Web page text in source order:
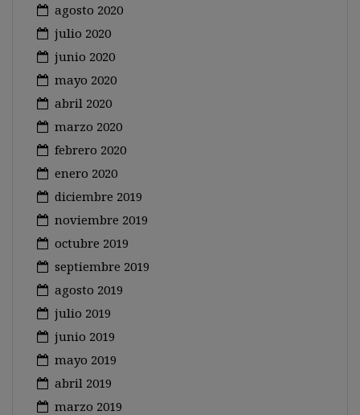
agosto 2020
julio 2020
junio 2020
mayo 2020
abril 2020
marzo 2020
febrero 2020
enero 2020
diciembre 2019
noviembre 2019
octubre 2019
septiembre 2019
agosto 2019
julio 2019
junio 2019
mayo 2019
abril 2019
marzo 2019